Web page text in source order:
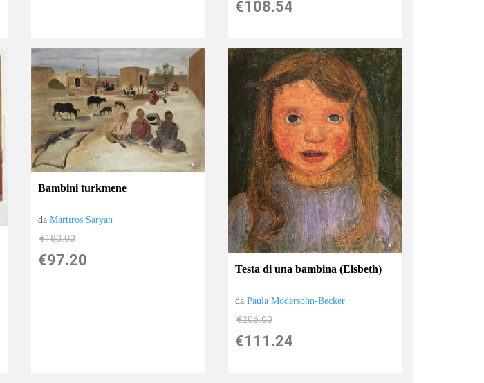
€108.54
Bambini turkmene
daMartiros Saryan
€180.00
€97.20
Testa di una bambina (Elsbeth)
daPaula Modersohn-Becker
€206.00
€111.24